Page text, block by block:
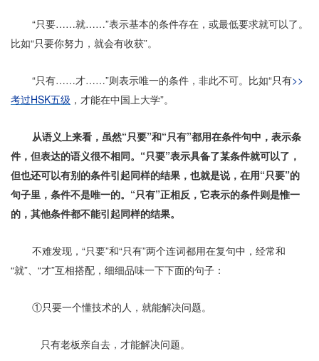
“只要……就……”表示基本的条件存在，或最低要求就可以了。
比如“只要你努力，就会有收获”。
“只有……才……”则表示唯一的条件，非此不可。比如“只有>>
考过HSK五级 ，才能在中国上大学”。
从语义上来看，虽然“只要”和“只有”都用在条件句中，表示条
件，但表达的语义很不相同。“只要”表示具备了某条件就可以了，
但也还可以有别的条件引起同样的结果，也就是说，在用“只要”的
句子里，条件不是唯一的。“只有”正相反，它表示的条件则是惟一
的，其他条件都不能引起同样的结果。
不难发现，“只要”和“只有”两个连词都用在复句中，经常和
“就”、“才”互相搭配，细细品味一下下面的句子：
①只要一个懂技术的人，就能解决问题。
只有老板亲自去，才能解决问题。